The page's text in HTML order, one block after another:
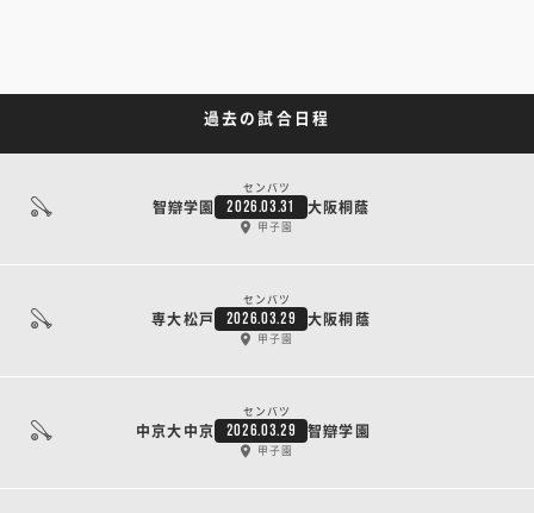
過去の試合日程
センバツ
智辯学園 2026.03.31 大阪桐蔭
甲子園
センバツ
専大松戸 2026.03.29 大阪桐蔭
甲子園
センバツ
中京大中京 2026.03.29 智辯学園
甲子園